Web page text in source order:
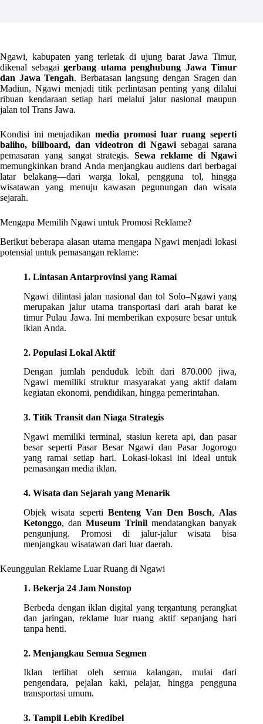
Ngawi, kabupaten yang terletak di ujung barat Jawa Timur,
dikenal sebagaigerbang utama penghubung Jawa Timur
dan Jawa Tengah. Berbatasan langsung dengan Sragen dan
Madiun, Ngawi menjadi titik perlintasan penting yang dilalui
ribuan kendaraan setiap hari melalui jalur nasional maupun
jalan tol Trans Jawa.
Kondisi ini menjadikanmedia promosi luar ruang seperti
baliho, billboard, dan videotron di Ngawi sebagai sarana
pemasaran yang sangat strategis. Sewa reklame di Ngawi
memungkinkan brand Anda menjangkau audiens dari berbagai
latar belakang—dari warga lokal, pengguna tol, hingga
wisatawan yang menuju kawasan pegunungan dan wisata
sejarah.
Mengapa Memilih Ngawi untuk Promosi Reklame?
Berikut beberapa alasan utama mengapa Ngawi menjadi lokasi
potensial untuk pemasangan reklame:
1. Lintasan Antarprovinsi yang Ramai
Ngawi dilintasi jalan nasional dan tol Solo–Ngawi yang
merupakan jalur utama transportasi dari arah barat ke
timur Pulau Jawa. Ini memberikan exposure besar untuk
iklan Anda.
2. Populasi Lokal Aktif
Dengan jumlah penduduk lebih dari 870.000 jiwa,
Ngawi memiliki struktur masyarakat yang aktif dalam
kegiatan ekonomi, pendidikan, hingga pemerintahan.
3. Titik Transit dan Niaga Strategis
Ngawi memiliki terminal, stasiun kereta api, dan pasar
besar seperti Pasar Besar Ngawi dan Pasar Jogorogo
yang ramai setiap hari. Lokasi-lokasi ini ideal untuk
pemasangan media iklan.
4. Wisata dan Sejarah yang Menarik
Objek wisata sepertiBenteng Van Den Bosch, Alas
Ketonggo, danMuseum Trinilmendatangkan banyak
pengunjung. Promosi di jalur-jalur wisata bisa
menjangkau wisatawan dari luar daerah.
Keunggulan Reklame Luar Ruang di Ngawi
1. Bekerja 24 Jam Nonstop
Berbeda dengan iklan digital yang tergantung perangkat
dan jaringan, reklame luar ruang aktif sepanjang hari
tanpa henti.
2. Menjangkau Semua Segmen
Iklan terlihat oleh semua kalangan, mulai dari
pengendara, pejalan kaki, pelajar, hingga pengguna
transportasi umum.
3. Tampil Lebih Kredibel